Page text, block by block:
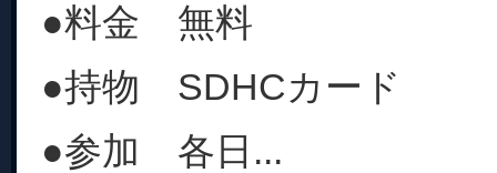
●料金 無料
●持物 SDHCカード
●参加 各日...